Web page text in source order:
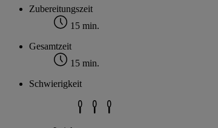
Zubereitungszeit
15 min.
Gesamtzeit
15 min.
Schwierigkeit